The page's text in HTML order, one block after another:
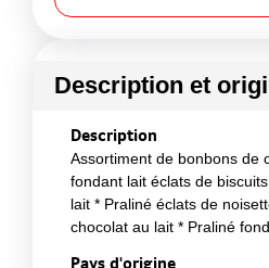
Description et
Description
Assortiment de bonbons de
fondant lait éclats de
lait * Praliné éclats de
chocolat au lait * Praliné
Pays d'origine